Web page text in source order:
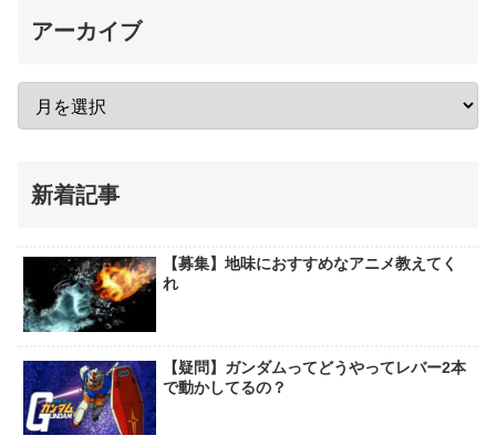
アーカイブ
新着記事
【募集】地味におすすめなアニメ教えてく
れ
【疑問】ガンダムってどうやってレバー2本
で動かしてるの？